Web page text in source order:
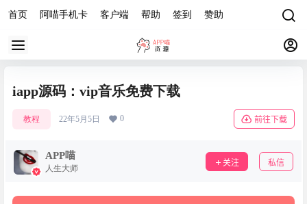
首页 阿喵手机卡 客户端 帮助 签到 赞助
iapp源码：vip音乐免费下载
教程 22年5月5日 0 前往下载
APP喵
人生大师
关注 私信